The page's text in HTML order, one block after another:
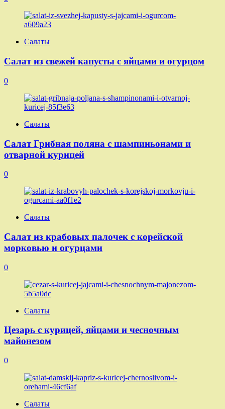
Салаты
Салат из свежей капусты с яйцами и огурцом
0
Салаты
Салат Грибная поляна с шампиньонами и
отварной курицей
0
Салаты
Салат из крабовых палочек с корейской
морковью и огурцами
0
Салаты
Цезарь с курицей, яйцами и чесночным
майонезом
0
Салаты